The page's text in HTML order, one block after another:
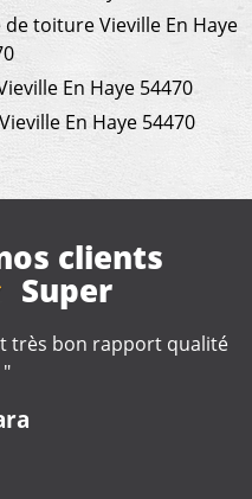
toiture Vieville En Haye
En Haye 54470
En Haye 54470
clients
toiture
A recommander "